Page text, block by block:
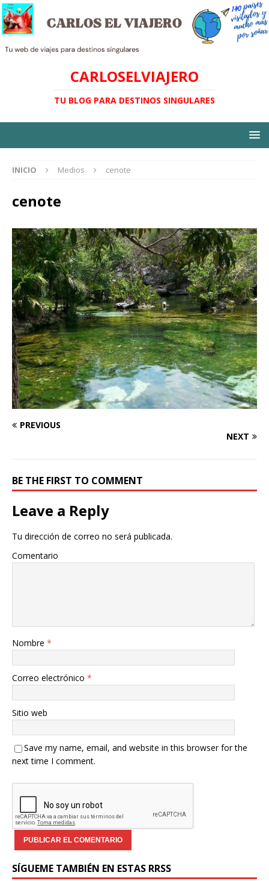
CARLOSELVIAJERO
TU BLOG PARA DESTINOS SINGULARES
INICIO Medios cenote
cenote
PREVIOUS
NEXT
BE THE FIRST TO COMMENT
Leave a Reply
Tu dirección de correo no será publicada.
Comentario
Nombre *
Correo electrónico *
Sitio web
Save my name, email, and website in this browser for the
next time I comment.
SÍGUEME TAMBIÉN EN ESTAS RRSS